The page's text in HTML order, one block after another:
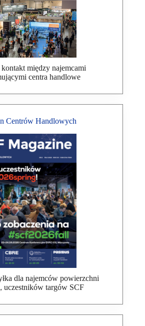
między najemcami
centra handlowe
Centrów Handlowych
dla najemców powierzchni
uczestników targów SCF